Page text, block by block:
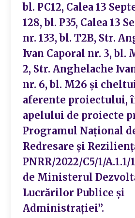
bl. PC12, Calea 13
128, bl. P35, Calea 13
nr. 133, bl. T2B, Str.
Ivan Caporal nr. 3, bl.
2, Str. Anghelache
nr. 6, bl. M26 și
aferente proiectului,
apelului de proiecte
Programul Național
Redresare și
PNRR/2022/C5/1/
de Ministerul
Lucrărilor Publice și
Administrației”.